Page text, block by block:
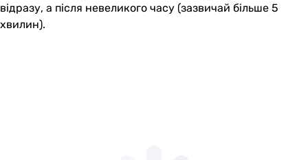
відразу, а після невеликого часу (зазвичай більше 5
хвилин).